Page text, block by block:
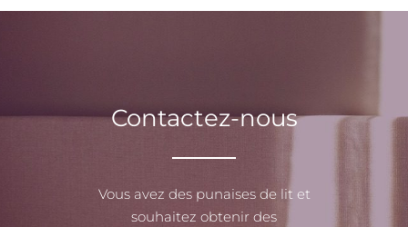
Contactez-nous
Vous avez des punaises de lit et
souhaitez obtenir des